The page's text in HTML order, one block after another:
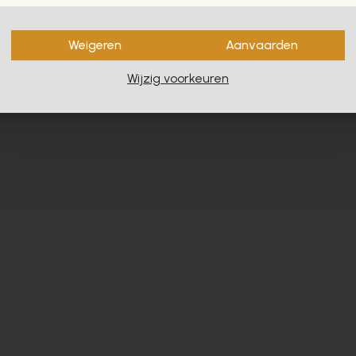
zullen u zeker en vast
Weigeren Aanvaarden
Wijzig voorkeuren